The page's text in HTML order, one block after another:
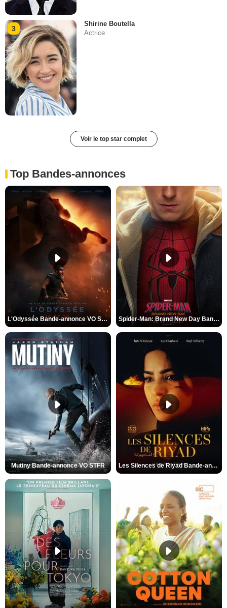
3
Shirine Boutella
Actrice
Voir le top star complet
Top Bandes-annonces
L'Odyssée Bande-annonce VO STFR Spider-Man: Brand New Day Bande-annonce VO STFR
Mutiny Bande-annonce VO STFR Les Silences de Riyad Bande-annonce VO STFR